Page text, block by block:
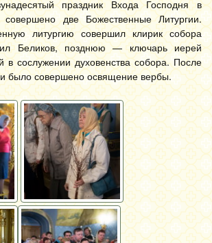
праздник Входа Господня в
две Божественные Литургии.
литургию совершил клирик собора
Беликов, позднюю — ключарь иерей
в сослужении духовенства собора. После
было совершено освящение вербы.